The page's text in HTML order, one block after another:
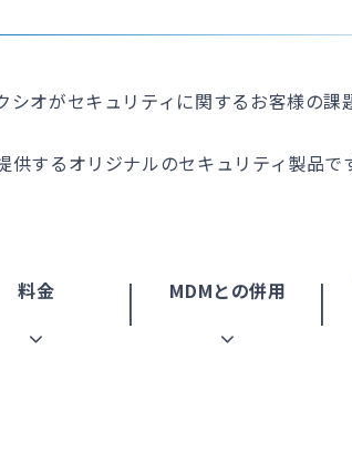
シオがセキュリティに関するお客様の課
するオリジナルのセキュリティ製品で
料金 MDMとの併用